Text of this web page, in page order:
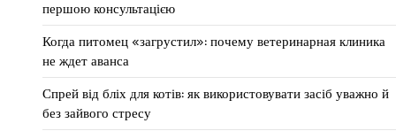
першою консультацією
Когда питомец «загрустил»: почему ветеринарная клиника
не ждет аванса
Спрей від бліх для котів: як використовувати засіб уважно й
без зайвого стресу